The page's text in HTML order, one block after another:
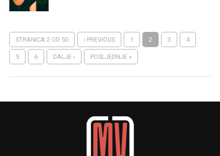
STRANICA 2 OD 50 ‹ PREVIOUS 1 2 3 4
5 6 DALJE › POSLJEDNJE »